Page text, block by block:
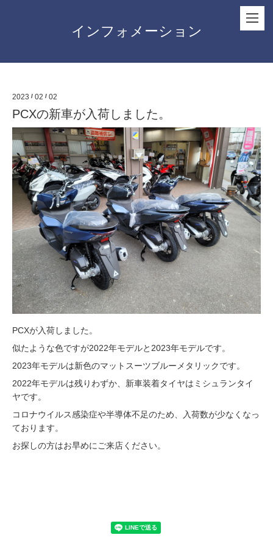
インフォメーション
2023 / 02 / 02
PCXの新車が入荷しました。
PCXが入荷しました。
似たような色ですが2022年モデルと2023年モデルです。
2023年モデルは新色のマットスーツブルーメタリックです。
2022年モデルは残りわずか、新車装着タイヤはミシュランタイ
ヤです。
コロナウイルス感染症や半導体不足のため、入荷数が少なくなっ
ております。
お探しの方はお早めにご来店ください。